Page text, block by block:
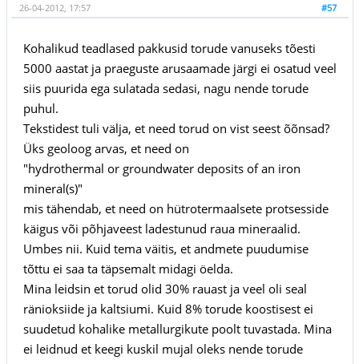
#57
26-04-2012, 17:57
Kohalikud teadlased pakkusid torude vanuseks tõesti
5000 aastat ja praeguste arusaamade järgi ei osatud veel
siis puurida ega sulatada sedasi, nagu nende torude
puhul.
Tekstidest tuli välja, et need torud on vist seest õõnsad?
Üks geoloog arvas, et need on
"hydrothermal or groundwater deposits of an iron
mineral(s)"
mis tähendab, et need on hütrotermaalsete protsesside
käigus või põhjaveest ladestunud raua mineraalid.
Umbes nii. Kuid tema väitis, et andmete puudumise
tõttu ei saa ta täpsemalt midagi öelda.
Mina leidsin et torud olid 30% rauast ja veel oli seal
ränioksiide ja kaltsiumi. Kuid 8% torude koostisest ei
suudetud kohalike metallurgikute poolt tuvastada. Mina
ei leidnud et keegi kuskil mujal oleks nende torude